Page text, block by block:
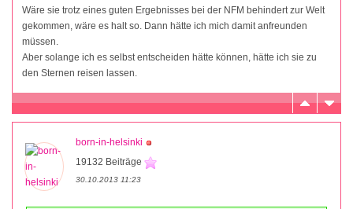
Wäre sie trotz eines guten Ergebnisses bei der NFM behindert zur Welt
gekommen, wäre es halt so. Dann hätte ich mich damit anfreunden
müssen.
Aber solange ich es selbst entscheiden hätte können, hätte ich sie zu
den Sternen reisen lassen.
born-in-helsinki
19132 Beiträge
30.10.2013 11:23